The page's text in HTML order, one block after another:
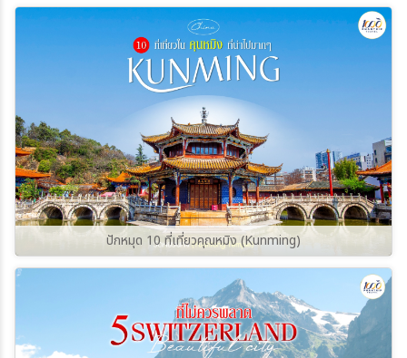
ปักหมุด 10 ที่เที่ยวคุณหมิง (Kunming)